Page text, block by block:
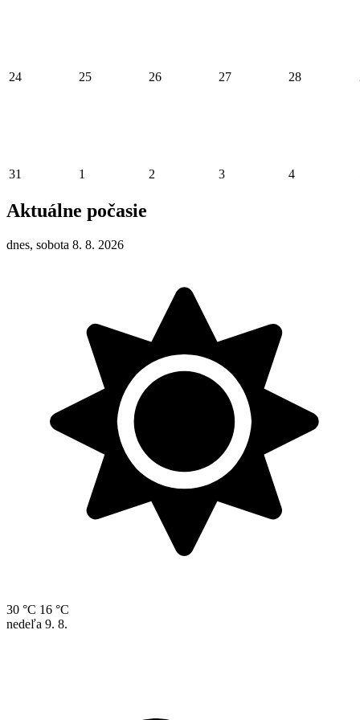
24 25 26 27 28
31 1 2 3 4
Aktuálne počasie
dnes, sobota 8. 8. 2026
30 °C 16 °C
nedeľa 9. 8.